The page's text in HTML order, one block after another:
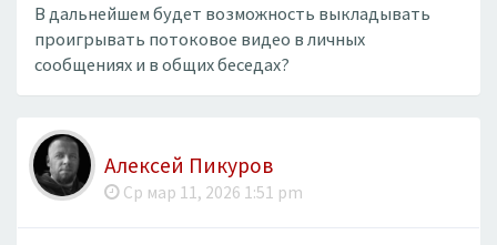
В дальнейшем будет возможность выкладывать
проигрывать потоковое видео в личных
сообщениях и в общих беседах?
Алексей Пикуров
Ср мар 11, 2026 1:51 pm